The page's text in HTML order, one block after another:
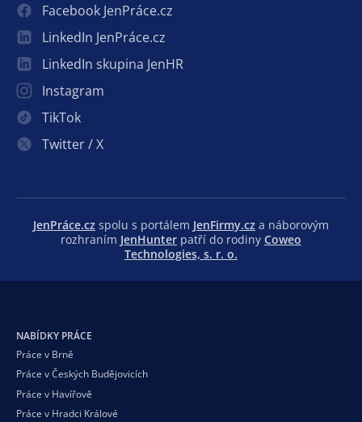
Facebook JenPráce.cz
LinkedIn JenPráce.cz
LinkedIn skupina JenHR
Instagram
TikTok
Twitter / X
JenPráce.cz spolu s portálem JenFirmy.cz a náborovým
rozhraním JenHunter patří do rodiny Coweo
Technologies, s. r. o.
NABÍDKY PRÁCE
Práce v Brně
Práce v Českých Budějovicích
Práce v Havířově
Práce v Hradci Králové